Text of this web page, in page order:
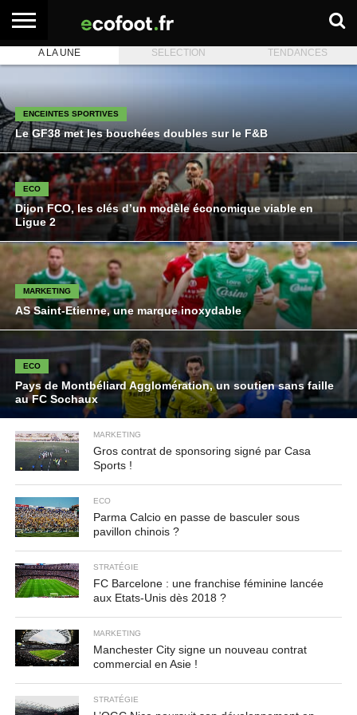
ACCUEIL
ARTICLES
ADHÉSION
SE
EMPLOI
BOITE
A LA UNE SELECTION TENDANCES
ENCEINTES SPORTIVES
Le GF38 met les bouchées doubles sur le F&B
ECO
Dijon FCO, les clés d’un modèle économique viable en
Ligue 2
MARKETING
AS Saint-Etienne, une marque inoxydable
ECO
Pays de Montbéliard Agglomération, un soutien sans faille
au FC Sochaux
MARKETING
Gros contrat de sponsoring signé par Casa
Sports !
ECO
Parma Calcio en passe de basculer sous
pavillon chinois ?
STRATÉGIE
FC Barcelone : une franchise féminine lancée
aux Etats-Unis dès 2018 ?
MARKETING
Manchester City signe un nouveau contrat
commercial en Asie !
STRATÉGIE